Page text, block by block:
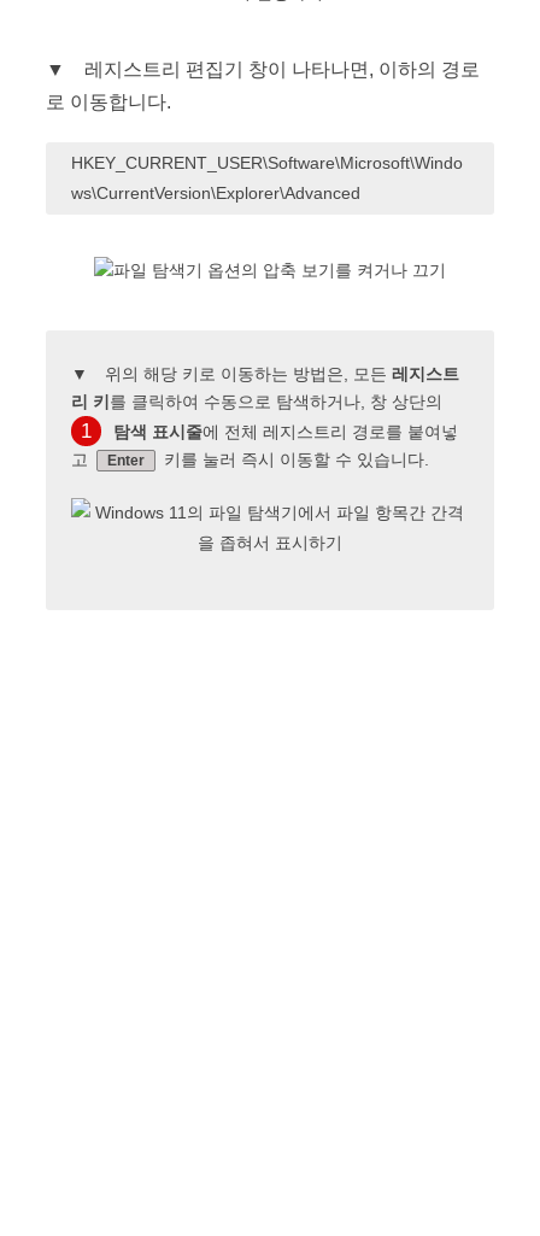
▼ 레지스트리 편집기 창이 나타나면, 이하의 경로
로 이동합니다.
HKEY_CURRENT_USER\Software\Microsoft\Windo
ws\CurrentVersion\Explorer\Advanced
▼ 위의 해당 키로 이동하는 방법은, 모든 레지스트
리 키 를 클릭하여 수동으로 탐색하거나, 창 상단의
1 탐색 표시줄에 전체 레지스트리 경로를 붙여넣
고
Enter 키를 눌러 즉시 이동할 수 있습니다.